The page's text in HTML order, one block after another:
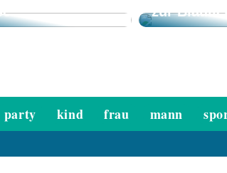
zur
party kind frau mann